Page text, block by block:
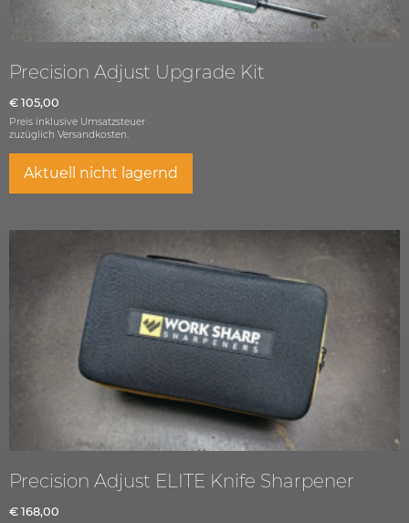
Precision Adjust Upgrade Kit
€ 105,00
Preis inklusive Umsatzsteuer
zuzüglich Versandkosten.
Aktuell nicht lagernd
Precision Adjust ELITE Knife Sharpener
€ 168,00